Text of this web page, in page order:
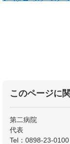
このページに
第二病院
代表
Tel：0898-23-0100